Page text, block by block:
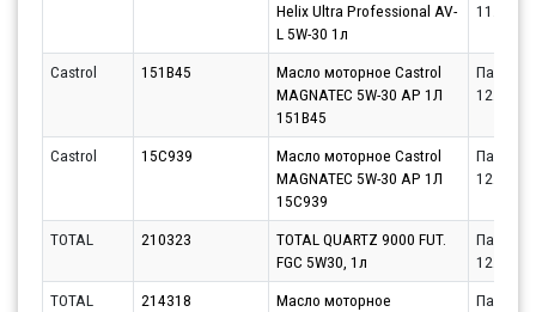
Helix Ultra Professional AV-
L 5W-30 1л
Castrol 151B45
Масло моторное Castrol
MAGNATEC 5W-30 AP 1Л
151B45
Партнёр
Castrol 15C939
Масло моторное Castrol
MAGNATEC 5W-30 AP 1Л
15C939
Партнёр
TOTAL 210323
TOTAL QUARTZ 9000 FUT.
FGC 5W30, 1л
Партнёр
TOTAL
214318
Масло моторное
Партнёр